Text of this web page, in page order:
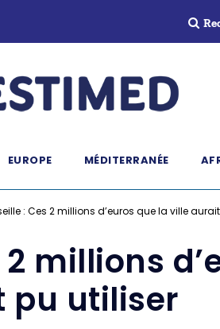
EUROPE MÉDITERRANÉE
: Ces 2 millions d’euros que la ville
millions
pu utiliser